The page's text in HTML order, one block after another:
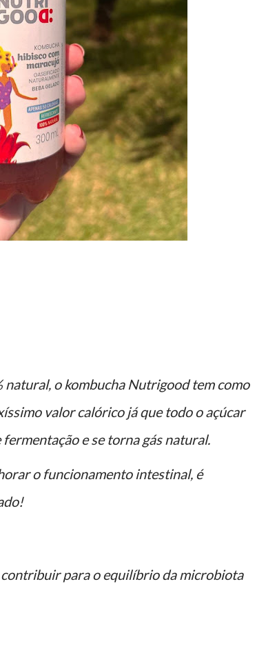
natural, o kombucha Nutrigood tem como
valor calórico já que todo o açúcar
e se torna gás natural.
o funcionamento intestinal, é
para o equilíbrio da microbiota